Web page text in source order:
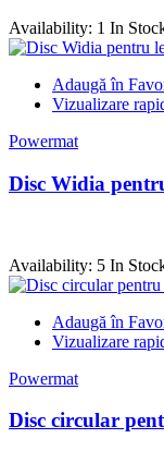
Availability: 1 In
Adaugă în
Vizualizare
Powermat
Disc Widia
Availability: 5 In
Adaugă în
Vizualizare
Powermat
Disc circular